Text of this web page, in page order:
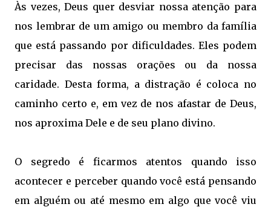
Às vezes, Deus quer desviar nossa atenção para
nos lembrar de um amigo ou membro da família
que está passando por dificuldades. Eles podem
precisar das nossas orações ou da nossa
caridade. Desta forma, a distração é coloca no
caminho certo e, em vez de nos afastar de Deus,
nos aproxima Dele e de seu plano divino.
O segredo é ficarmos atentos quando isso
acontecer e perceber quando você está pensando
em alguém ou até mesmo em algo que você viu